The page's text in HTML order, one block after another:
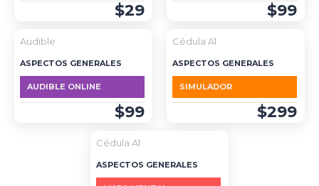
$29 $99
Audible
ASPECTOS GENERALES
AUDIBLE ONLINE
$99
Cédula A1
ASPECTOS GENERALES
SIMULADOR
$299
Cédula A1
ASPECTOS GENERALES